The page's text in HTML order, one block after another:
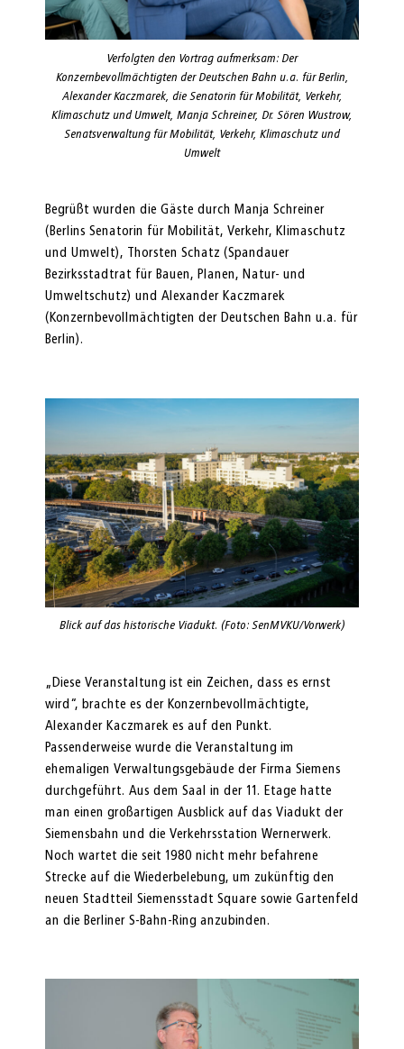
Verfolgten den Vortrag aufmerksam: Der
Konzernbevollmächtigten der Deutschen Bahn u.a. für Berlin,
Alexander Kaczmarek, die Senatorin für Mobilität, Verkehr,
Klimaschutz und Umwelt, Manja Schreiner, Dr. Sören Wustrow,
Senatsverwaltung für Mobilität, Verkehr, Klimaschutz und
Umwelt
Begrüßt wurden die Gäste durch Manja Schreiner
(Berlins Senatorin für Mobilität, Verkehr, Klimaschutz
und Umwelt), Thorsten Schatz (Spandauer
Bezirksstadtrat für Bauen, Planen, Natur- und
Umweltschutz) und Alexander Kaczmarek
(Konzernbevollmächtigten der Deutschen Bahn u.a. für
Berlin).
Blick auf das historische Viadukt. (Foto: SenMVKU/Vorwerk)
„Diese Veranstaltung ist ein Zeichen, dass es ernst
wird“, brachte es der Konzernbevollmächtigte,
Alexander Kaczmarek es auf den Punkt.
Passenderweise wurde die Veranstaltung im
ehemaligen Verwaltungsgebäude der Firma Siemens
durchgeführt. Aus dem Saal in der 11. Etage hatte
man einen großartigen Ausblick auf das Viadukt der
Siemensbahn und die Verkehrsstation Wernerwerk.
Noch wartet die seit 1980 nicht mehr befahrene
Strecke auf die Wiederbelebung, um zukünftig den
neuen Stadtteil Siemensstadt Square sowie Gartenfeld
an die Berliner S-Bahn-Ring anzubinden.